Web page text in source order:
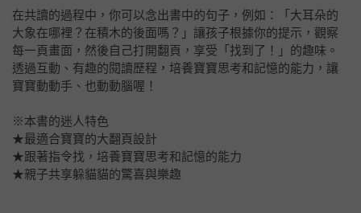
在共讀的過程中，你可以念出書中的句子，例如：「大耳朵的
大象在哪裡？在積木的後面嗎？」讓孩子根據你的提示，觀察
每一頁畫面，然後自己打開翻頁，享受「找到了！」的趣味。
透過互動、有趣的閱讀歷程，培養寶寶思考和記憶的能力，讓
寶寶動動手、也動動腦喔！
※本書的迷人特色
★最適合寶寶的大翻頁設計
★跟著指令找，培養寶寶思考和記憶的能力
★親子共享躲貓貓的驚喜與樂趣